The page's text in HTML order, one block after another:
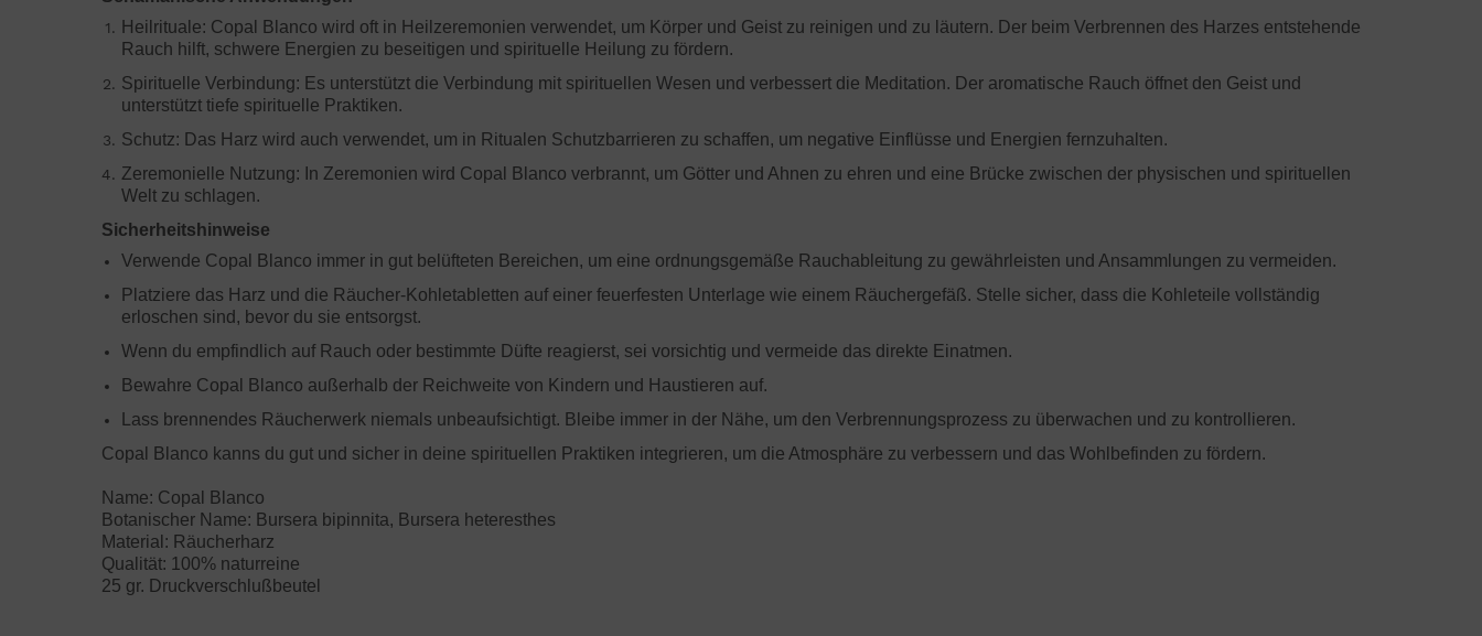
Heilrituale: Copal Blanco wird oft in Heilzeremonien verwendet, um Körper und Geist zu reinigen und zu läutern. Der beim Verbrennen des Harzes entstehende
Rauch hilft, schwere Energien zu beseitigen und spirituelle Heilung zu fördern.
Spirituelle Verbindung: Es unterstützt die Verbindung mit spirituellen Wesen und verbessert die Meditation. Der aromatische Rauch öffnet den Geist und
unterstützt tiefe spirituelle Praktiken.
Schutz: Das Harz wird auch verwendet, um in Ritualen Schutzbarrieren zu schaffen, um negative Einflüsse und Energien fernzuhalten.
Zeremonielle Nutzung: In Zeremonien wird Copal Blanco verbrannt, um Götter und Ahnen zu ehren und eine Brücke zwischen der physischen und spirituellen
Welt zu schlagen.
Sicherheitshinweise
Verwende Copal Blanco immer in gut belüfteten Bereichen, um eine ordnungsgemäße Rauchableitung zu gewährleisten und Ansammlungen zu vermeiden.
Platziere das Harz und die Räucher-Kohletabletten auf einer feuerfesten Unterlage wie einem Räuchergefäß. Stelle sicher, dass die Kohleteile vollständig
erloschen sind, bevor du sie entsorgst.
Wenn du empfindlich auf Rauch oder bestimmte Düfte reagierst, sei vorsichtig und vermeide das direkte Einatmen.
Bewahre Copal Blanco außerhalb der Reichweite von Kindern und Haustieren auf.
Lass brennendes Räucherwerk niemals unbeaufsichtigt. Bleibe immer in der Nähe, um den Verbrennungsprozess zu überwachen und zu kontrollieren.
Copal Blanco kanns du gut und sicher in deine spirituellen Praktiken integrieren, um die Atmosphäre zu verbessern und das Wohlbefinden zu fördern.
Name: Copal Blanco
Botanischer Name: Bursera bipinnita, Bursera heteresthes
Material: Räucherharz
Qualität: 100% naturreine
25 gr. Druckverschlußbeutel